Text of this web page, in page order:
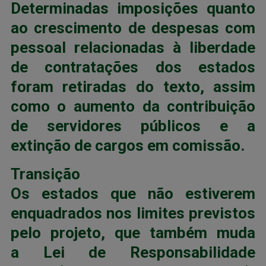
Determinadas imposições quanto
ao crescimento de despesas com
pessoal relacionadas à liberdade
de contratações dos estados
foram retiradas do texto, assim
como o aumento da contribuição
de servidores públicos e a
extinção de cargos em comissão.
Transição
Os estados que não estiverem
enquadrados nos limites previstos
pelo projeto, que também muda
a Lei de Responsabilidade